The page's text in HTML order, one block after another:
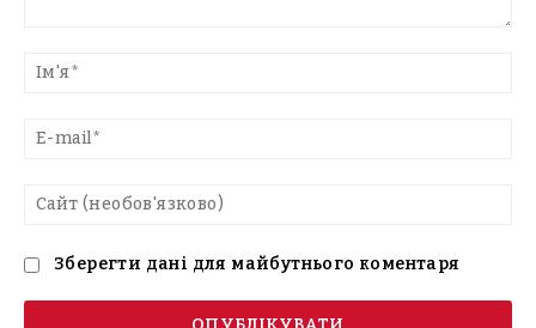
текст
Зберегти дані для майбутнього коментаря